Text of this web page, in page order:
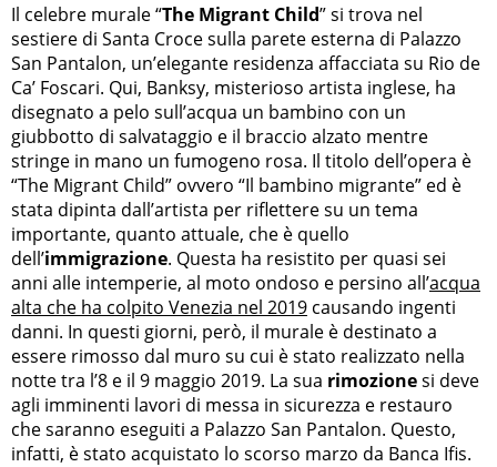
Il celebre murale “The Migrant Child” si trova nel
sestiere di Santa Croce sulla parete esterna di Palazzo
San Pantalon, un’elegante residenza affacciata su Rio de
Ca’ Foscari. Qui, Banksy, misterioso artista inglese, ha
disegnato a pelo sull’acqua un bambino con un
giubbotto di salvataggio e il braccio alzato mentre
stringe in mano un fumogeno rosa. Il titolo dell’opera è
“The Migrant Child” ovvero “Il bambino migrante” ed è
stata dipinta dall’artista per riflettere su un tema
importante, quanto attuale, che è quello
dell’immigrazione. Questa ha resistito per quasi sei
anni alle intemperie, al moto ondoso e persino all’acqua
alta che ha colpito Venezia nel 2019 causando ingenti
danni. In questi giorni, però, il murale è destinato a
essere rimosso dal muro su cui è stato realizzato nella
notte tra l’8 e il 9 maggio 2019. La sua rimozionesi deve
agli imminenti lavori di messa in sicurezza e restauro
che saranno eseguiti a Palazzo San Pantalon. Questo,
infatti, è stato acquistato lo scorso marzo da Banca Ifis.